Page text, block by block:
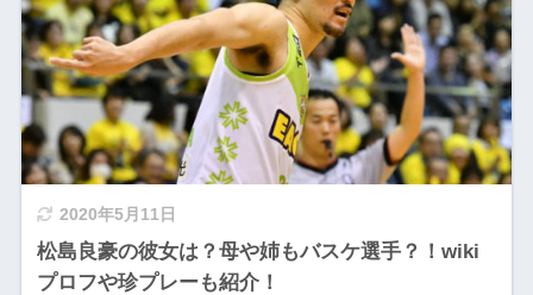
2020年5月11日
松島良豪の彼女は？母や姉もバスケ選手？！wiki
プロフや珍プレーも紹介！